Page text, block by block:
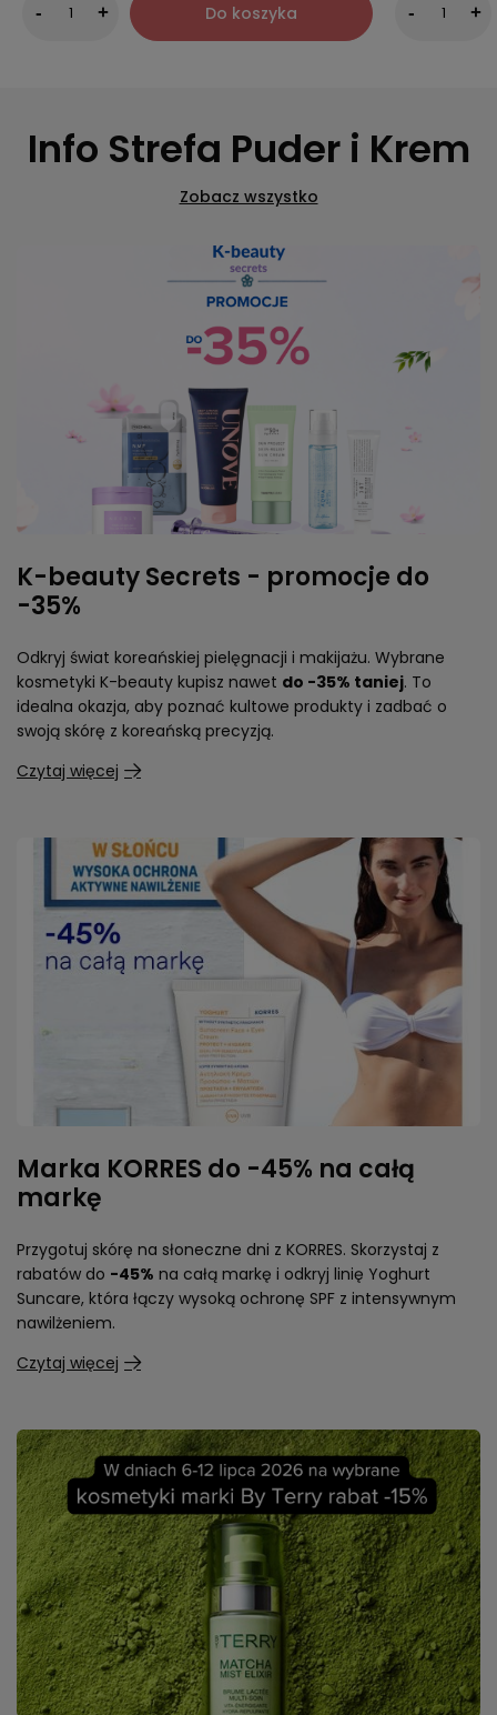
- + Do koszyka - +
Info Strefa Puder i Krem
Zobacz wszystko
K-beauty Secrets - promocje do
-35%
Odkryj świat koreańskiej pielęgnacji i makijażu. Wybrane
kosmetyki K-beauty kupisz nawet do -35% taniej. To
idealna okazja, aby poznać kultowe produkty i zadbać o
swoją skórę z koreańską precyzją.
Czytaj więcej
Marka KORRES do -45% na całą
markę
Przygotuj skórę na słoneczne dni z KORRES. Skorzystaj z
rabatów do -45% na całą markę i odkryj linię Yoghurt
Suncare, która łączy wysoką ochronę SPF z intensywnym
nawilżeniem.
Czytaj więcej